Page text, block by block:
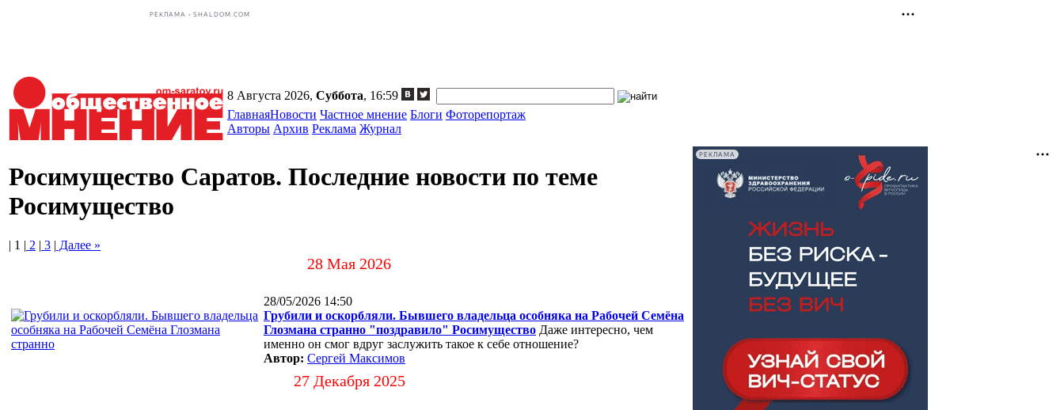
РЕКЛАМА • SHALDOM.COM
8 Августа 2026, Суббота, 16:59
ГлавнаяНовости Частное мнение Блоги Фоторепортаж
Авторы Архив Реклама Журнал
Росимущество Саратов. Последние новости по теме
Росимущество
| 1 | 2 | 3 | Далее »
28 Мая 2026
28/05/2026 14:50
Грубили и оскорбляли. Бывшего владельца особняка на Рабочей Семёна
Глозмана странно "поздравило" Росимущество Даже интересно, чем
именно он смог вдруг заслужить такое к себе отношение?
Автор: Сергей Максимов
27 Декабря 2025
РЕКЛАМА